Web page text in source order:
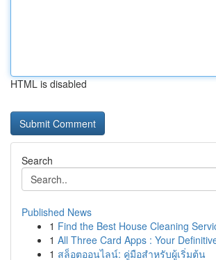
HTML is disabled
Search
Published News
1 Find the Best House Cleaning
1 All Three Card Apps : Your
1 สล็อตออนไลน์: คู่มือสำหรับผู้เริ่มต้น